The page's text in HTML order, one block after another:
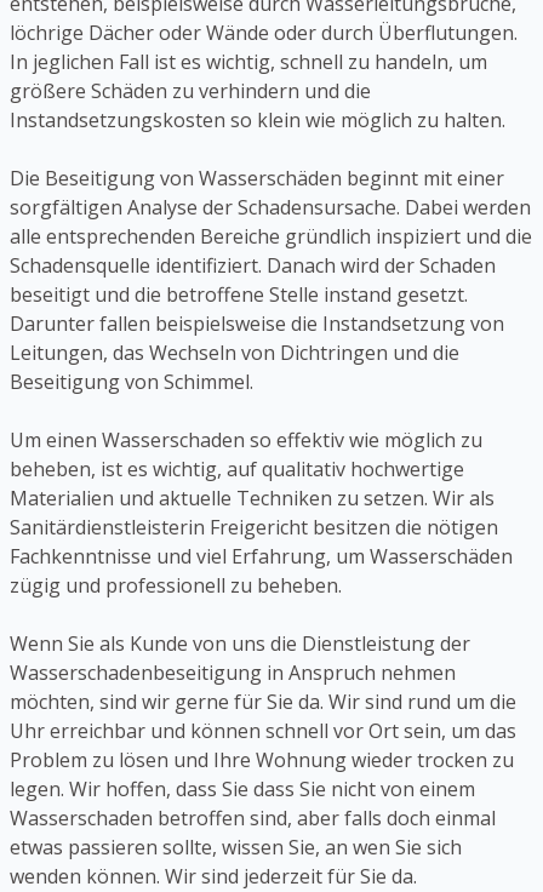
löchrige Dächer oder Wände oder durch Überflutungen.
In jeglichen Fall ist es wichtig, schnell zu handeln, um
größere Schäden zu verhindern und die
Instandsetzungskosten so klein wie möglich zu halten.
Die Beseitigung von Wasserschäden beginnt mit einer
sorgfältigen Analyse der Schadensursache. Dabei werden
alle entsprechenden Bereiche gründlich inspiziert und die
Schadensquelle identifiziert. Danach wird der Schaden
beseitigt und die betroffene Stelle instand gesetzt.
Darunter fallen beispielsweise die Instandsetzung von
Leitungen, das Wechseln von Dichtringen und die
Beseitigung von Schimmel.
Um einen Wasserschaden so effektiv wie möglich zu
beheben, ist es wichtig, auf qualitativ hochwertige
Materialien und aktuelle Techniken zu setzen. Wir als
Sanitärdienstleisterin Freigericht besitzen die nötigen
Fachkenntnisse und viel Erfahrung, um Wasserschäden
zügig und professionell zu beheben.
Wenn Sie als Kunde von uns die Dienstleistung der
Wasserschadenbeseitigung in Anspruch nehmen
möchten, sind wir gerne für Sie da. Wir sind rund um die
Uhr erreichbar und können schnell vor Ort sein, um das
Problem zu lösen und Ihre Wohnung wieder trocken zu
legen. Wir hoffen, dass Sie dass Sie nicht von einem
Wasserschaden betroffen sind, aber falls doch einmal
etwas passieren sollte, wissen Sie, an wen Sie sich
wenden können. Wir sind jederzeit für Sie da.